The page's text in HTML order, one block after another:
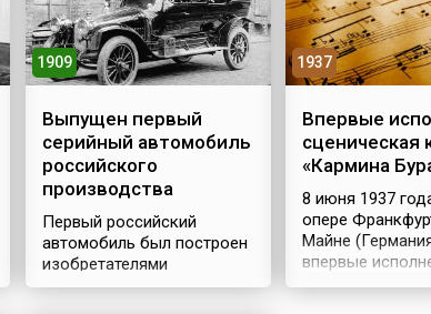
1909
Выпущен первый
серийный автомобиль
российского
производства
Первый российский
автомобиль был построен
изобретателями
Яковлевым и Фрезе и
1937
Впервые
сценическая
«Кармина
8 июня 1937
опере
Майне
впервые
сценическая